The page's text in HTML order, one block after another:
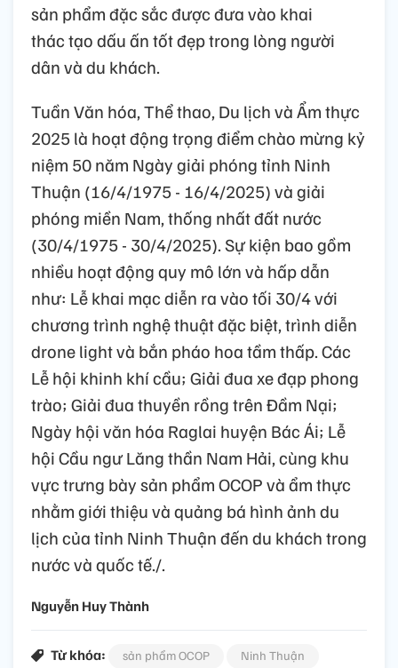
sản phẩm đặc sắc được đưa vào khai
thác tạo dấu ấn tốt đẹp trong lòng người
dân và du khách.
Tuần Văn hóa, Thể thao, Du lịch và Ẩm thực
2025 là hoạt động trọng điểm chào mừng kỷ
niệm 50 năm Ngày giải phóng tỉnh Ninh
Thuận (16/4/1975 - 16/4/2025) và giải
phóng miền Nam, thống nhất đất nước
(30/4/1975 - 30/4/2025). Sự kiện bao gồm
nhiều hoạt động quy mô lớn và hấp dẫn
như: Lễ khai mạc diễn ra vào tối 30/4 với
chương trình nghệ thuật đặc biệt, trình diễn
drone light và bắn pháo hoa tầm thấp. Các
Lễ hội khinh khí cầu; Giải đua xe đạp phong
trào; Giải đua thuyền rồng trên Đầm Nại;
Ngày hội văn hóa Raglai huyện Bác Ái; Lễ
hội Cầu ngư Lăng thần Nam Hải, cùng khu
vực trưng bày sản phẩm OCOP và ẩm thực
nhằm giới thiệu và quảng bá hình ảnh du
lịch của tỉnh Ninh Thuận đến du khách trong
nước và quốc tế./.
Nguyễn Huy Thành
Từ khóa: sản phẩm OCOP Ninh Thuận